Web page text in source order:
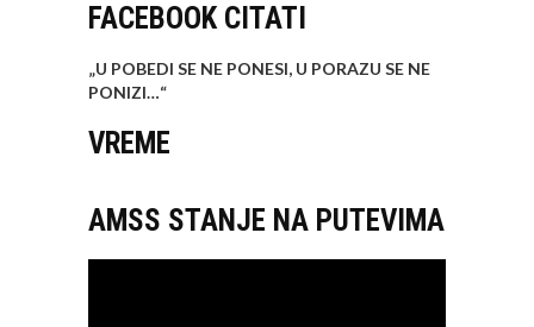
FACEBOOK CITATI
„U POBEDI SE NE PONESI, U PORAZU SE NE
PONIZI…“
VREME
AMSS STANJE NA PUTEVIMA